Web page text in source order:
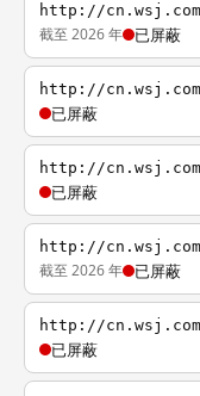
http://cn.wsj.com/
截至 2026 年 已屏蔽
http://cn.wsj.com/
已屏蔽
http://
已屏蔽
http://
截至 2026 年 已屏蔽
http://cn.wsj.com/
已屏蔽